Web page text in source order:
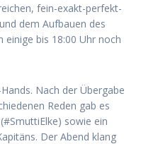
fein-exakt-perfekt-
dem Aufbauen des
einige bis 18:00 Uhr noch
Nach der Übergabe
Reden gab es
sowie ein
Der Abend klang